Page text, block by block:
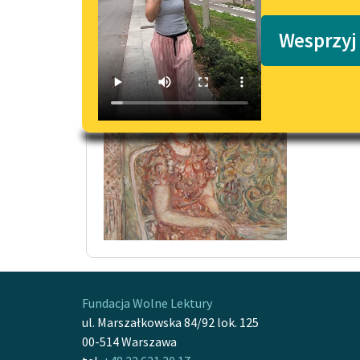
Po
Fundacja Wolne Lektury
ul. Marszałkowska 84/92 lok. 125
00-514 Warszawa